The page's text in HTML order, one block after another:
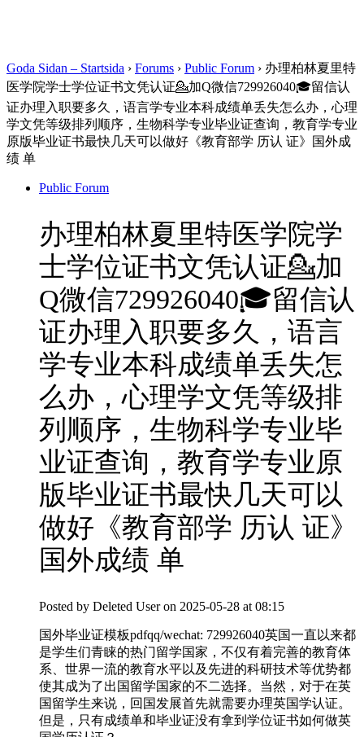
Goda Sidan – Startsida › Forums › Public Forum › 办理柏林夏里特
医学院学士学位证书文凭认证💁加Q微信729926040🎓留信认
证办理入职要多久，语言学专业本科成绩单丢失怎么办，心理
学文凭等级排列顺序，生物科学专业毕业证查询，教育学专业
原版毕业证书最快几天可以做好《教育部学 历认 证》国外成
绩 单
Public Forum
办理柏林夏里特医学院学
士学位证书文凭认证💁加
Q微信729926040🎓留信认
证办理入职要多久，语言
学专业本科成绩单丢失怎
么办，心理学文凭等级排
列顺序，生物科学专业毕
业证查询，教育学专业原
版毕业证书最快几天可以
做好《教育部学 历认 证》
国外成绩 单
Posted by Deleted User on 2025-05-28 at 08:15
国外毕业证模板pdfqq/wechat: 729926040英国一直以来都
是学生们青睐的热门留学国家，不仅有着完善的教育体
系、世界一流的教育水平以及先进的科研技术等优势都
使其成为了出国留学国家的不二选择。当然，对于在英
国留学生来说，回国发展首先就需要办理英国学认证。
但是，只有成绩单和毕业证没有拿到学位证书如何做英